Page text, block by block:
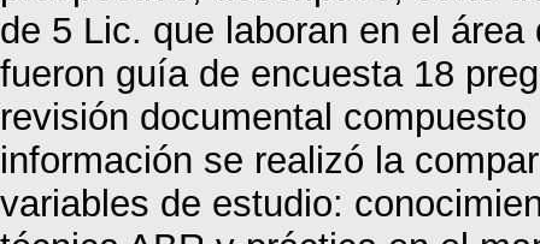
de 5 Lic. que laboran en el
fueron guía de encuesta 18
revisión documental
información se realizó la
variables de estudio: